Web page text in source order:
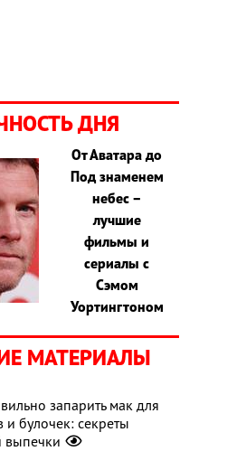
ДНЯ
От Аватара до
Под знаменем
небес –
лучшие
фильмы и
сериалы с
Сэмом
Уортингтоном
МАТЕРИАЛЫ
запарить мак для
и булочек: секреты
выпечки